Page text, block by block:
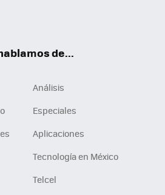
de...
Análisis
Especiales
Aplicaciones
Tecnología en México
Telcel